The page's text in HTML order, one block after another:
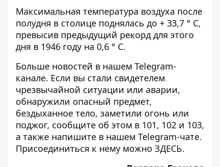
Максимальная температура воздуха после
полудня в столице поднялась до + 33,7 ° С,
превысив предыдущий рекорд для этого
дня в 1946 году на 0,6 ° С.
Больше новостей в нашем Telegram-
канале. Если вы стали свидетелем
чрезвычайной ситуации или аварии,
обнаружили опасный предмет,
бездыханное тело, заметили огонь или
поджог, сообщите об этом в 101, 102 и 103,
а также напишите в нашем Telegram-чате.
Присоединиться к нему можно ЗДЕСЬ.